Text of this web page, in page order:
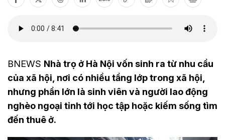
BNEWS Nhà trọ ở Hà Nội vốn sinh ra từ nhu cầu
của xã hội, nơi có nhiều tầng lớp trong xã hội,
nhưng phần lớn là sinh viên và người lao động
nghèo ngoại tỉnh tới học tập hoặc kiếm sống tìm
đến thuê ở.